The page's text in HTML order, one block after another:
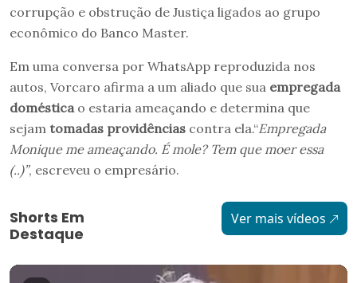
corrupção e obstrução de Justiça ligados ao grupo
econômico do Banco Master.
Em uma conversa por WhatsApp reproduzida nos
autos, Vorcaro afirma a um aliado que sua empregada
doméstica o estaria ameaçando e determina que
sejam tomadas providências contra ela.“Empregada
Monique me ameaçando. É mole? Tem que moer essa
(..)”, escreveu o empresário.
Shorts Em
Destaque
Ver mais vídeos